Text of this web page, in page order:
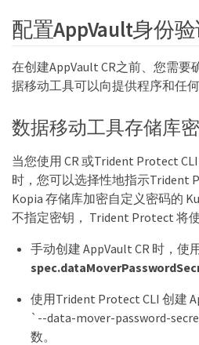
配置AppVault身份
在创建AppVault CR之前、您需要
据移动工具可以向提供程序和任
数据移动工具存储库
当您使用 CR 或Trident Protect
时，您可以选择性地指示Trident
Kopia 存储库加密自定义密码的
不指定密钥， Trident Protect 将
手动创建 AppVault CR 时，使
使用Trident Protect CLI 创建
`--data-mover-password-
数。